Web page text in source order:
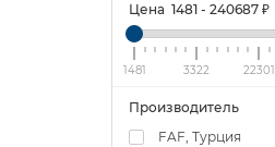
Цена 1481 - 240687 ₽
1481 3322 22301
Производитель
FAF, Турция